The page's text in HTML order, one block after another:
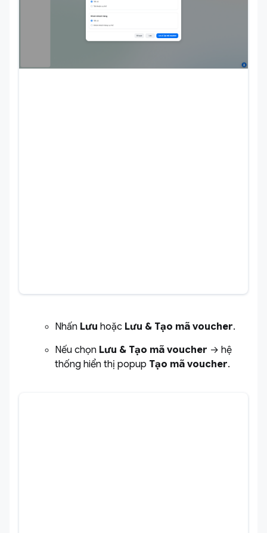
Nhấn Lưu hoặc Lưu & Tạo mã voucher.
Nếu chọn Lưu & Tạo mã voucher → hệ
thống hiển thị popup Tạo mã voucher.